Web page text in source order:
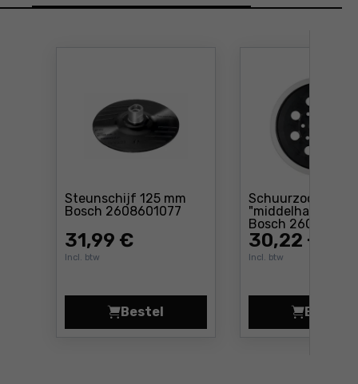
Steunschijf 125 mm
Bosch 2608601077 Prijs: 31 ,99 €
31,99 €
Incl. btw
Bestel
Steunschijf 125 mm Bosch
Schuurzool
"middelhard" 125
Bosch
30,22 €
Incl. btw
Bestel